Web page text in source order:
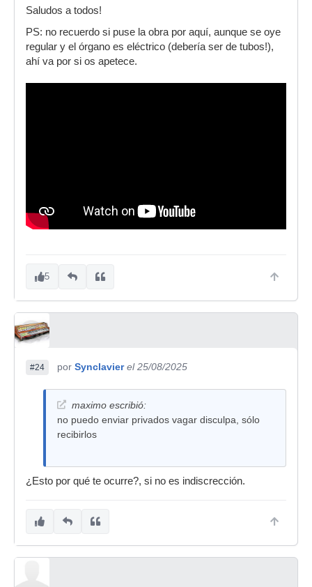
Saludos a todos!
PS: no recuerdo si puse la obra por aquí, aunque se oye
regular y el órgano es eléctrico (debería ser de tubos!),
ahí va por si os apetece.
5
#24 por Synclavier el 25/08/2025
maximo escribió:
no puedo enviar privados vagar disculpa, sólo
recibirlos
¿Esto por qué te ocurre?, si no es indiscrección.